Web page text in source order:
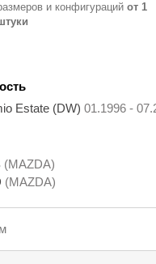
и конфигураций от 1
Estate (DW) 01.1996 -
(MAZDA)
(MAZDA)